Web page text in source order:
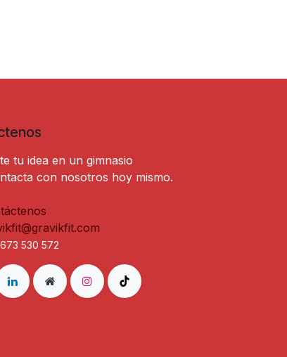
tu idea en un gimnasio
con nosotros hoy mismo.
530 572